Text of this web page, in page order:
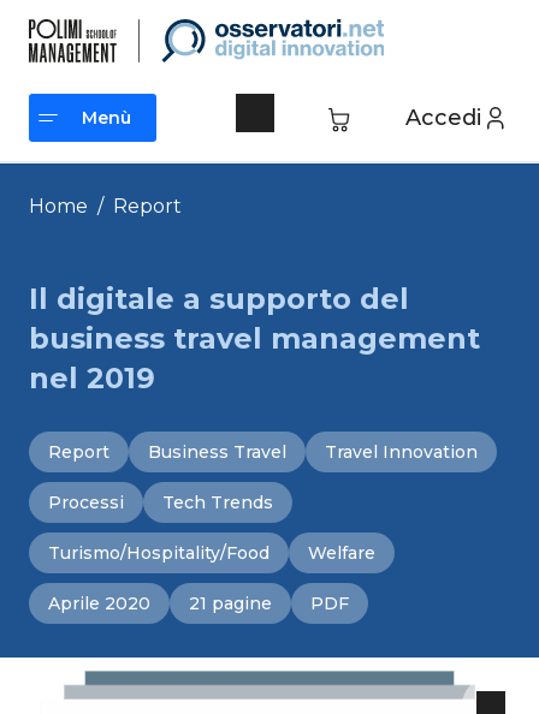
contenuto
Accedi
Menù
Menù
Home / Report
Il digitale a supporto del
business travel management
nel 2019
Report Business Travel Travel Innovation
Processi Tech Trends
Turismo/Hospitality/Food Welfare
Aprile 2020 21 pagine PDF